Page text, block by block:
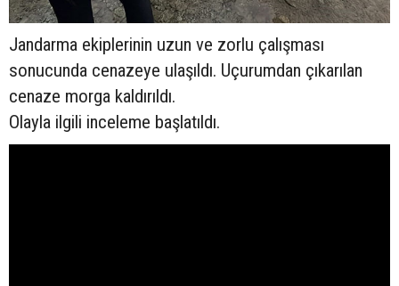
Jandarma ekiplerinin uzun ve zorlu çalışması
sonucunda cenazeye ulaşıldı. Uçurumdan çıkarılan
cenaze morga kaldırıldı.
Olayla ilgili inceleme başlatıldı.